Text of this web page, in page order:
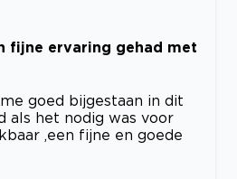
fijne ervaring gehad met
goed bijgestaan in dit
als het nodig was voor
,een fijne en goede